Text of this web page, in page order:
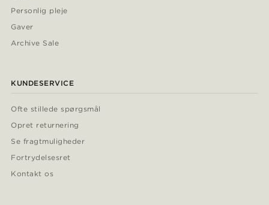
Personlig pleje
Gaver
Archive Sale
KUNDESERVICE
Ofte stillede spørgsmål
Opret returnering
Se fragtmuligheder
Fortrydelsesret
Kontakt os